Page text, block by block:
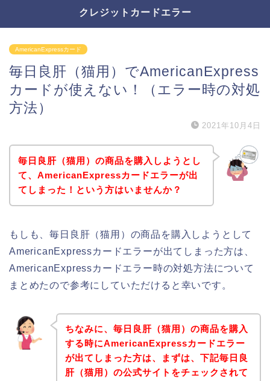
クレジットカードエラー
AmericanExpressカード
毎日良肝（猫用）でAmericanExpress
カードが使えない！（エラー時の対処
方法）
2021年10月4日
毎日良肝（猫用）の商品を購入しようとし
て、AmericanExpressカードエラーが出
てしまった！という方はいませんか？
もしも、毎日良肝（猫用）の商品を購入しようとして
AmericanExpressカードエラーが出てしまった方は、
AmericanExpressカードエラー時の対処方法について
まとめたので参考にしていただけると幸いです。
ちなみに、毎日良肝（猫用）の商品を購入
する時にAmericanExpressカードエラー
が出てしまった方は、まずは、下記毎日良
肝（猫用）の公式サイトをチェックされて